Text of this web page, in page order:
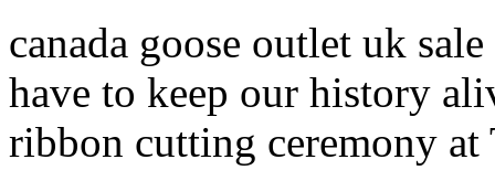
canada goose outlet uk
have to keep our history
ribbon cutting ceremony at